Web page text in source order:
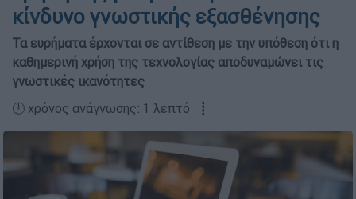
κίνδυνο γνωστικής εξασθένησης
Τα ευρήματα έρχονται σε αντίθεση με την υπόθεση ότι η
καθημερινή χρήση της τεχνολογίας αποδυναμώνει τις
γνωστικές ικανότητες
🕛 χρόνος ανάγνωσης: 1 λεπτό ┋